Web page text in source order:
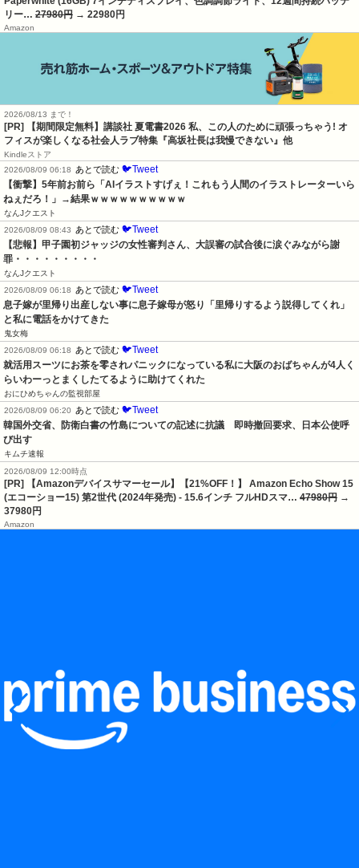
リー… 27980円 → 22980円
Amazon
2026/08/13 まで！
[PR] 【期間限定無料】講談社 夏電書2026 私、この人のために頑張っちゃう! オ
フィスが楽しくなる社会人ラブ特集『高坂社長は我慢できない』他
Kindleストア
2026/08/09 06:18
あとで読む 🐦Tweet
【衝撃】5年前お前ら「AIイラストすげぇ！これもう人間のイラストレーターいら
ねぇだろ！」→結果ｗｗｗｗｗｗｗｗｗｗ
なんJクエスト
2026/08/09 08:43
あとで読む 🐦Tweet
【悲報】甲子園初ジャッジの女性審判さん、大誤審の試合後に涙ぐみながら謝
罪・・・・・・・・・
なんJクエスト
2026/08/09 06:18
あとで読む 🐦Tweet
息子嫁が里帰り出産しない事に息子嫁母が怒り「里帰りするよう説得してくれ」
と私に電話をかけてきた
鬼女梅
2026/08/09 06:18
あとで読む 🐦Tweet
就活用スーツにお茶を零されパニックになっている私に大阪のおばちゃんが4人く
らいわーっとまくしたてるように助けてくれた
おにひめちゃんの監視部屋
2026/08/09 06:20
あとで読む 🐦Tweet
韓国外交省、防衛白書の竹島についての記述に抗議　即時撤回要求、日本公使呼
び出す
キムチ速報
2026/08/09 12:00時点
[PR] 【Amazonデバイスサマーセール】【21%OFF！】 Amazon Echo Show 15
(エコーショー15) 第2世代 (2024年発売) - 15.6インチ フルHDスマ… 47980円 →
37980円
Amazon